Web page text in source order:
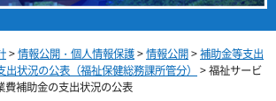
>情報公開・個人情報保護>情報公開>補助金等支出
出状況の公表（福祉保健総務課所管分）
> 福祉サービ
費補助金の支出状況の公表